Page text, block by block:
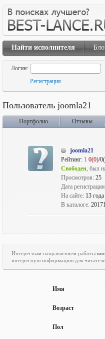
Найти исполнителя
Логин:
Регистрация
Пользователь joomla21
Портфолио Отзывы
joomla21
Рейтинг: 1 0(0)/
Свободен, был
Просмотров: 25
Дата
На сайте: 13
В каталоге:
Интересным направлением работы
интересную информацию для
Имя
Возраст
Пол